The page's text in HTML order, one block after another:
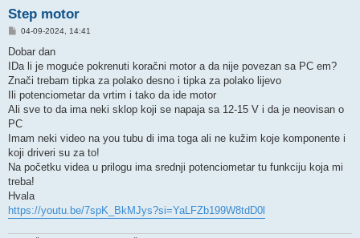
Step motor
P
s
04-09-2024, 14:41
Dobar dan
IDa li je moguće pokrenuti koračni motor a da nije povezan sa PC em?
Znači trebam tipka za polako desno i tipka za polako lijevo
Ili potenciometar da vrtim i tako da ide motor
Ali sve to da ima neki sklop koji se napaja sa 12-15 V i da je neovisan o
PC
Imam neki video na you tubu di ima toga ali ne kužim koje komponente i
koji driveri su za to!
Na početku videa u prilogu ima srednji potenciometar tu funkciju koja mi
treba!
Hvala
https://youtu.be/7spK_BkMJys?si=YaLFZb199W8tdD0l